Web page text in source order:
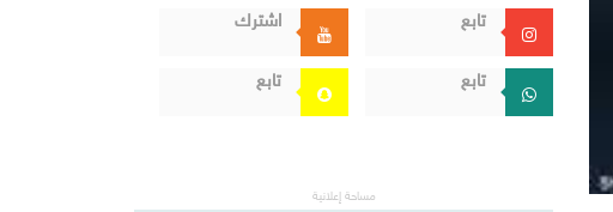
تابع
اشترك
تابع
تابع
مساحة إعلانية